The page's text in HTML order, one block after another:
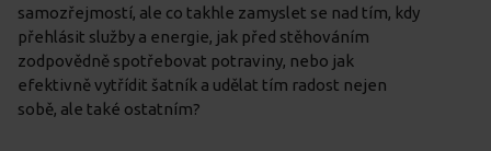
samozřejmostí, ale co takhle zamyslet se nad tím, kdy
přehlásit služby a energie, jak před stěhováním
zodpovědně spotřebovat potraviny, nebo jak
efektivně vytřídit šatník a udělat tím radost nejen
sobě, ale také ostatním?